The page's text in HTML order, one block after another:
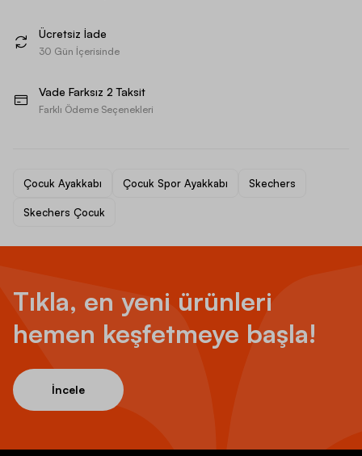
Ücretsiz İade
30 Gün İçerisinde
Vade Farksız 2 Taksit
Farklı Ödeme Seçenekleri
Çocuk Ayakkabı Çocuk Spor Ayakkabı Skechers
Skechers Çocuk
Tıkla, en yeni ürünleri
hemen keşfetmeye başla!
İncele